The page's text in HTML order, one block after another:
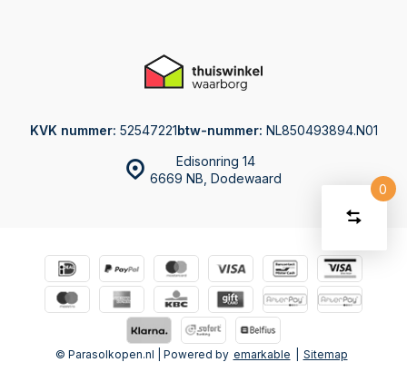
Edisonring 14
6669 NB, Dodewaard
KVK nummer: 52547221btw-nummer: NL850493894.N01
© Parasolkopen.nl | Powered by emarkable Sitemap
0
Vergelijk
Verwijder
alle
producten
U
heeft
geen
artikelen
in uw
Start